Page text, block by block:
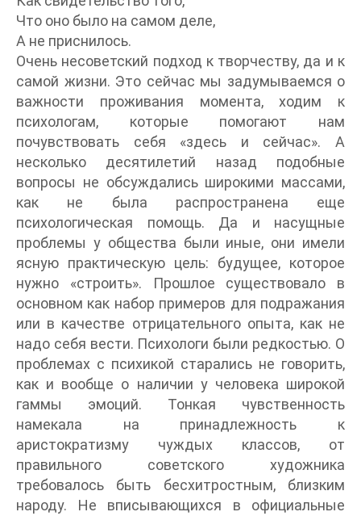
Что оно было на самом деле,
А не приснилось.
Очень несоветский подход к творчеству, да и к
самой жизни. Это сейчас мы задумываемся о
важности проживания момента, ходим к
психологам, которые помогают нам
почувствовать себя «здесь и сейчас». А
несколько десятилетий назад подобные
вопросы не обсуждались широкими массами,
как не была распространена еще
психологическая помощь. Да и насущные
проблемы у общества были иные, они имели
ясную практическую цель: будущее, которое
нужно «строить». Прошлое существовало в
основном как набор примеров для подражания
или в качестве отрицательного опыта, как не
надо себя вести. Психологи были редкостью. О
проблемах с психикой старались не говорить,
как и вообще о наличии у человека широкой
гаммы эмоций. Тонкая чувственность
намекала на принадлежность к
аристократизму чуждых классов, от
правильного советского художника
требовалось быть бесхитростным, близким
народу. Не вписывающихся в официальные